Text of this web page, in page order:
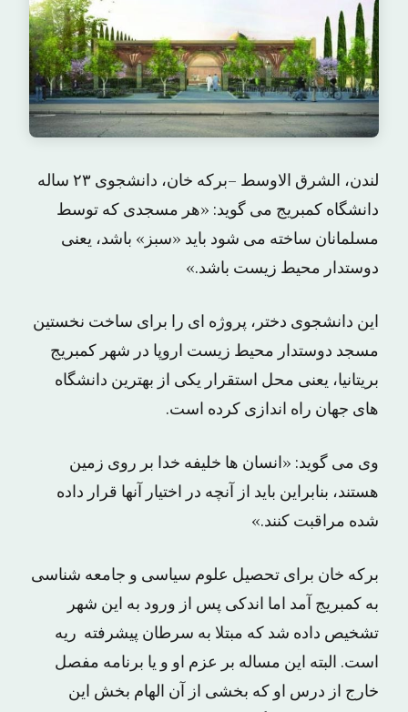
لندن، الشرق الاوسط –برکه خان، دانشجوی ۲۳ ساله
دانشگاه کمبریج می گوید: «هر مسجدی که توسط
مسلمانان ساخته می شود باید «سبز» باشد، یعنی
دوستدار محیط زیست باشد.»
این دانشجوی دختر، پروژه ای را برای ساخت نخستین
مسجد دوستدار محیط زیست اروپا در شهر کمبریج
بریتانیا، یعنی محل استقرار یکی از بهترین دانشگاه
های جهان راه اندازی کرده است.
وی می گوید: «انسان ها خلیفه خدا بر روی زمین
هستند، بنابراین باید از آنچه در اختیار آنها قرار داده
شده مراقبت کنند.»
برکه خان برای تحصیل علوم سیاسی و جامعه شناسی
به کمبریج آمد اما اندکی پس از ورود به این شهر
تشخیص داده شد که مبتلا به سرطان پیشرفته ریه
است. البته این مساله بر عزم او و یا برنامه مفصل
خارج از درس او که بخشی از آن الهام بخش این